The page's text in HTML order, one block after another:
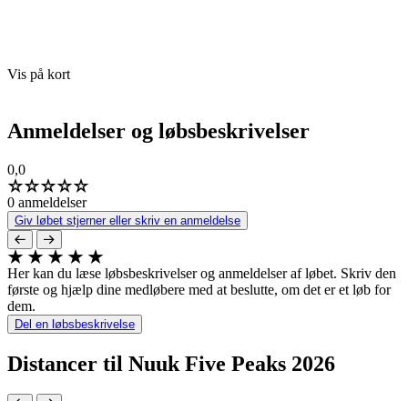
Vis på kort
Anmeldelser og løbsbeskrivelser
0,0
0 anmeldelser
Giv løbet stjerner eller skriv en anmeldelse
Her kan du læse løbsbeskrivelser og anmeldelser af løbet. Skriv den
første og hjælp dine medløbere med at beslutte, om det er et løb for
dem.
Del en løbsbeskrivelse
Distancer til Nuuk Five Peaks 2026